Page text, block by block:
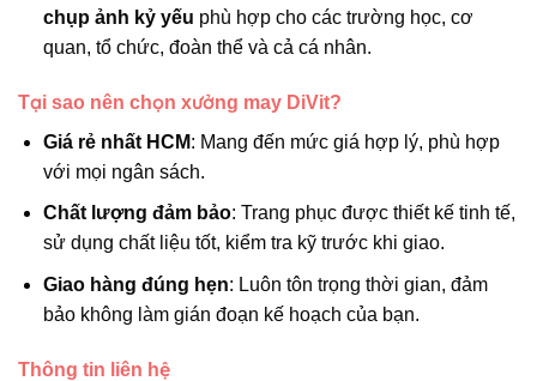
chụp ảnh kỷ yếu phù hợp cho các trường học, cơ
quan, tổ chức, đoàn thể và cả cá nhân.
Tại sao nên chọn xưởng may DiVit?
Giá rẻ nhất HCM: Mang đến mức giá hợp lý, phù hợp
với mọi ngân sách.
Chất lượng đảm bảo: Trang phục được thiết kế tinh tế,
sử dụng chất liệu tốt, kiểm tra kỹ trước khi giao.
Giao hàng đúng hẹn: Luôn tôn trọng thời gian, đảm
bảo không làm gián đoạn kế hoạch của bạn.
Thông tin liên hệ